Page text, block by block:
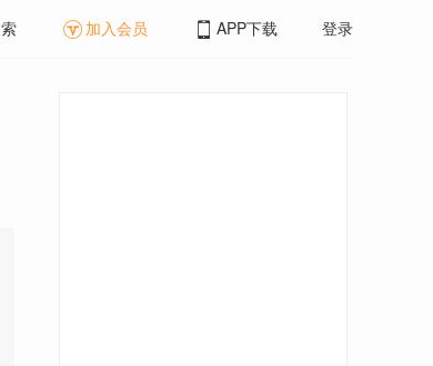
加入会员 APP下载 登录